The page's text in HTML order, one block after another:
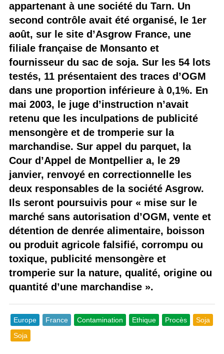
appartenant à une société du Tarn. Un
second contrôle avait été organisé, le 1er
août, sur le site d’Asgrow France, une
filiale française de Monsanto et
fournisseur du sac de soja. Sur les 54 lots
testés, 11 présentaient des traces d’OGM
dans une proportion inférieure à 0,1%. En
mai 2003, le juge d’instruction n’avait
retenu que les inculpations de publicité
mensongère et de tromperie sur la
marchandise. Sur appel du parquet, la
Cour d’Appel de Montpellier a, le 29
janvier, renvoyé en correctionnelle les
deux responsables de la société Asgrow.
Ils seront poursuivis pour « mise sur le
marché sans autorisation d’OGM, vente et
détention de denrée alimentaire, boisson
ou produit agricole falsifié, corrompu ou
toxique, publicité mensongère et
tromperie sur la nature, qualité, origine ou
quantité d’une marchandise ».
Europe France Contamination Ethique Procès
Soja
Soja